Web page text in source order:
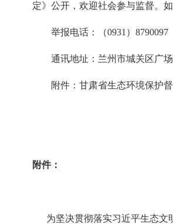
定》公开，欢迎社会参与监督。
举报电话：（0931）8790097
通讯地址：兰州市城关区广
附件：甘肃省生态环境保护
附件：
为坚决贯彻落实习近平生态文